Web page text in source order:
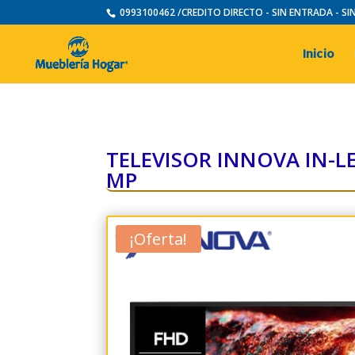
0993100462 /CREDITO DIRECTO - SIN ENTRADA -
Inicio
TELEVISOR INNOVA IN-
MP
¡Oferta!